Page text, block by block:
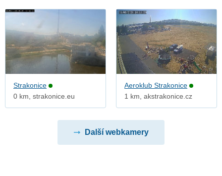
Strakonice
0 km, strakonice.eu
Aeroklub Strakonice
1 km, akstrakonice.cz
Další webkamery